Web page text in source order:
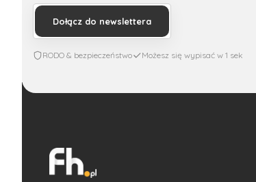
Dołącz do newslettera
RODO & bezpieczeństwo Możesz się wypisać w 1 sek